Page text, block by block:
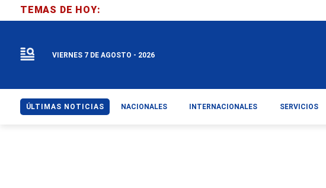
TEMAS DE HOY:
VIERNES 7 DE AGOSTO - 2026
ÚLTIMAS NOTICIAS NACIONALES INTERNACIONALES SERVICIOS